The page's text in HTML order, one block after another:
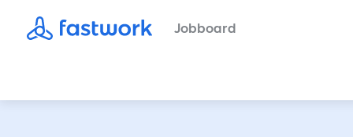
Jobboard